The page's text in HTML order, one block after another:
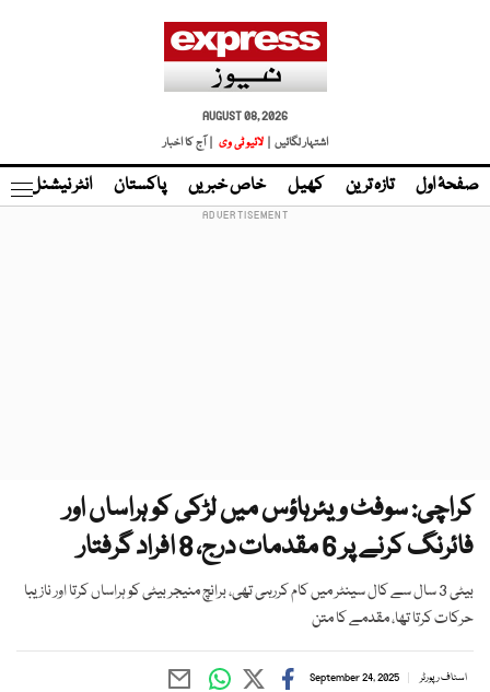
AUGUST 08, 2026
اشتہار لگائیں |
لائیو ٹی وی | آج کا اخبار
صفحۂ اول تازہ ترین کھیل خاص خبریں پاکستان انٹر نیشنل
کراچی: سوفٹ ویئرہاؤس میں لڑکی کو ہراساں اور
فائرنگ کرنے پر 6 مقدمات درج، 8 افراد گرفتار
بیٹی 3 سال سے کال سینٹر میں کام کررہی تھی، برانچ منیجر بیٹی کو ہراساں کرتا اور نازیبا
حرکات کرتا تھا، مقدمے کا متن
اسٹاف رپورٹر September 24, 2025